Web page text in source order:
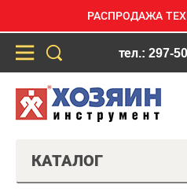
РАСПРОДАЖА
тел.: 297-
КАТАЛОГ